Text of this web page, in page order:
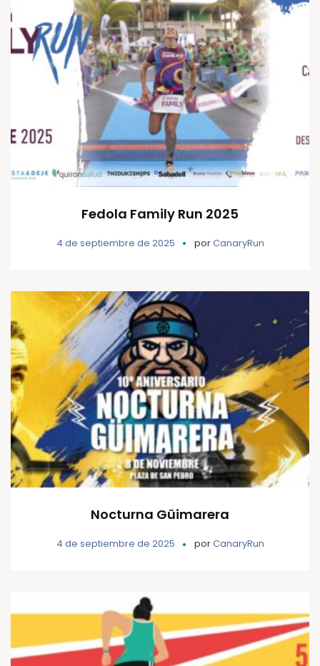
Fedola Family Run 2025
4 de septiembre de 2025 porCanaryRun
Nocturna Güimarera
4 de septiembre de 2025 porCanaryRun